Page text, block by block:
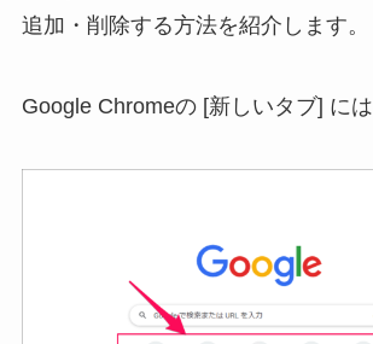
追加・削除する方法を紹介します。
Google Chromeの [新しいタブ] には